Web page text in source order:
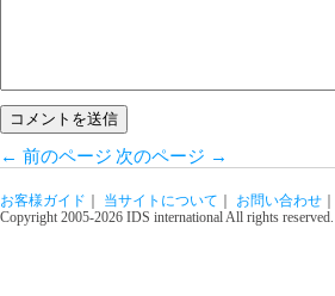
← 前のページ 次のページ →
お客様ガイド ｜ 当サイトについて ｜ お問い合わせ ｜
Copyright 2005-2026 IDS international All rights reserved.